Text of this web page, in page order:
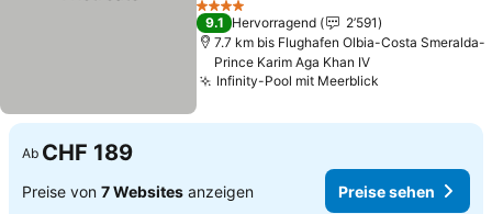
4 Sterne
9.1 Hervorragend
2’591
7.7 km bis Flughafen Olbia-Costa Smeralda-
Prince Karim Aga Khan IV
Infinity-Pool mit Meerblick
Ab CHF 189
Preise von 7 Websites anzeigen Preise sehen